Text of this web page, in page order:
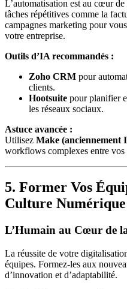
L’automatisation est au cœur
tâches répétitives comme la
campagnes marketing pour
votre entreprise.
Outils d’IA recommandés :
Zoho CRM pour
clients.
Hootsuite pour planifier
les réseaux sociaux.
Astuce avancée :
Utilisez Make (anciennement
workflows complexes entre vos
5. Former Vos
Culture Numérique
L’Humain au Cœur de
La réussite de votre
équipes. Formez-les aux
d’innovation et d’adaptabilité.